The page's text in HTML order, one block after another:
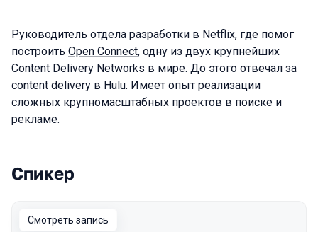
Руководитель отдела разработки в Netflix, где помог
построить Open Connect, одну из двух крупнейших
Content Delivery Networks в мире. До этого отвечал за
content delivery в Hulu. Имеет опыт реализации
сложных крупномасштабных проектов в поиске и
рекламе.
Выступления в сезоне 2021
Спикер
Смотреть запись